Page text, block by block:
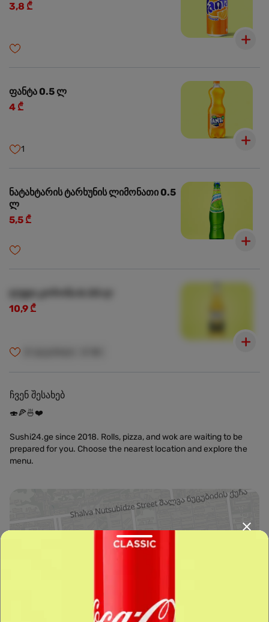
3,8 ₾
ფანტა 0.5 ლ
4 ₾
1
ნატახტარის ტარხუნის ლიმონათი 0.5
ლ
5,5 ₾
ლუდი კორონა 0.33 ლ
10,9 ₾
ჩვენ შესახებ
🍣🍕🍜❤️
Sushi24.ge since 2018. Rolls, pizza, and wok are waiting to be
prepared for you. Choose the nearest location and explore the
menu.
OpenFreeMap©OpenMapTiles